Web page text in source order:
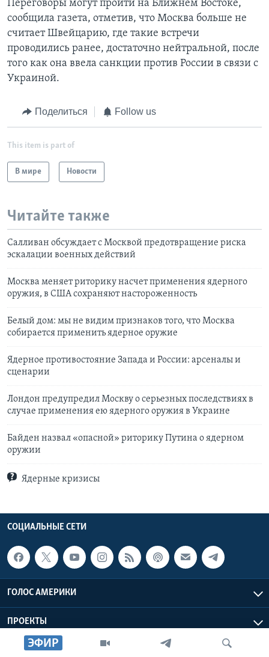
ЭФИР
Переговоры могут пройти на Ближнем Востоке,
сообщила газета, отметив, что Москва больше не
считает Швейцарию, где такие встречи
проводились ранее, достаточно нейтральной, после
того как она ввела санкции против России в связи с
Украиной.
Поделиться Follow us
This item is part of
В мире Новости
Читайте также
Салливан обсуждает с Москвой предотвращение риска
эскалации военных действий
Москва меняет риторику насчет применения ядерного
оружия, в США сохраняют настороженность
Белый дом: мы не видим признаков того, что Москва
собирается применить ядерное оружие
Ядерное противостояние Запада и России: арсеналы и
сценарии
Лондон предупредил Москву о серьезных последствиях в
случае применения ею ядерного оружия в Украине
Байден назвал «опасной» риторику Путина о ядерном
оружии
Ядерные кризисы
СОЦИАЛЬНЫЕ СЕТИ
ГОЛОС АМЕРИКИ
ПРОЕКТЫ